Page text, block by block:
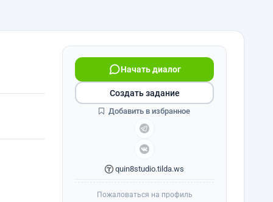
Начать диалог
quin8studio.tilda.ws
Создать задание
Добавить в избранное
Пожаловаться на профиль